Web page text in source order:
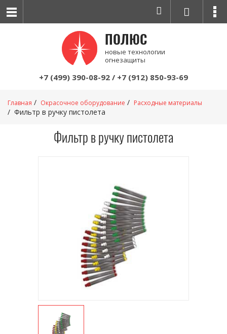
ПОЛЮС
новые технологии
огнезащиты
+7 (499) 390-08-92 / +7 (912) 850-93-69
Главная Окрасочное оборудование Расходные материалы
Фильтр в ручку пистолета
Фильтр в ручку пистолета